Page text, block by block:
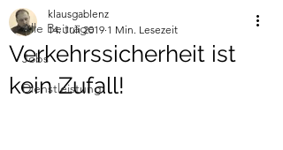
Alle Beiträge
Jobs
Dienstleistung
Verkehrssicherheit ist
kein Zufall!
klausgablenz
14. Juli 2019 1 Min. Lesezeit